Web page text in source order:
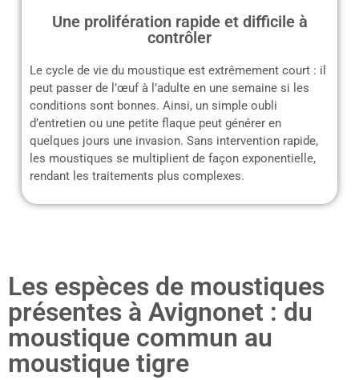
Une prolifération rapide et difficile à
contrôler
Le cycle de vie du moustique est extrêmement court : il
peut passer de l’œuf à l’adulte en une semaine si les
conditions sont bonnes. Ainsi, un simple oubli
d’entretien ou une petite flaque peut générer en
quelques jours une invasion. Sans intervention rapide,
les moustiques se multiplient de façon exponentielle,
rendant les traitements plus complexes.
Les espèces de moustiques
présentes à Avignonet : du
moustique commun au
moustique tigre